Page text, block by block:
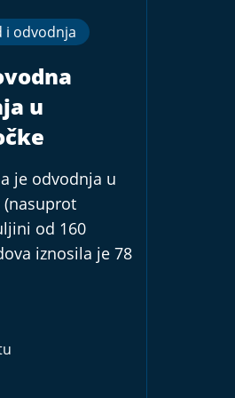
i odvodnja
u
je odvodnja u
(nasuprot
od 160
iznosila je 78